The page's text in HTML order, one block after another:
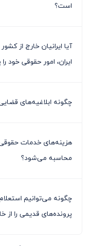
است؟
آیا ایرانیان خارج از
ایران، امور حقوقی خود
چگونه ابلاغیه‌های
هزینه‌های خدمات حقوقی
محاسبه می‌شود؟
چگونه می‌توانیم
پرونده‌های قدیمی را از